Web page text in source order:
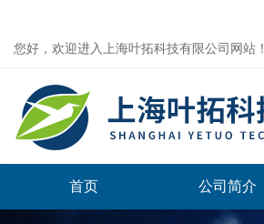
您好，欢迎进入上海叶拓科技有限公司网站！
首页 公司简介